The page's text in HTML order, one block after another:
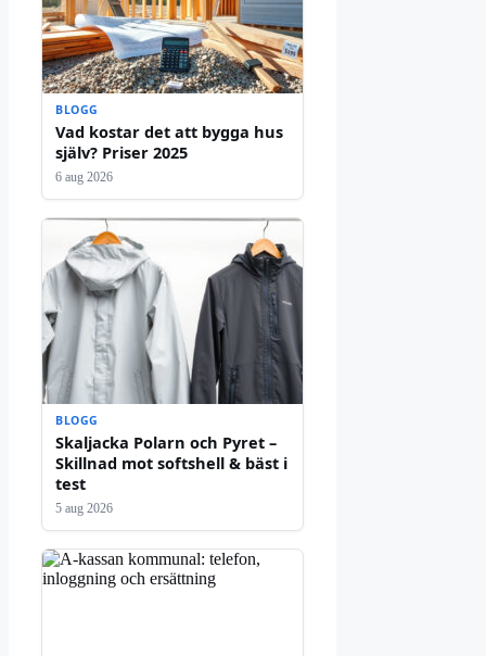
BLOGG
Vad kostar det att bygga hus
själv? Priser 2025
6 aug 2026
BLOGG
Skaljacka Polarn och Pyret –
Skillnad mot softshell & bäst i
test
5 aug 2026